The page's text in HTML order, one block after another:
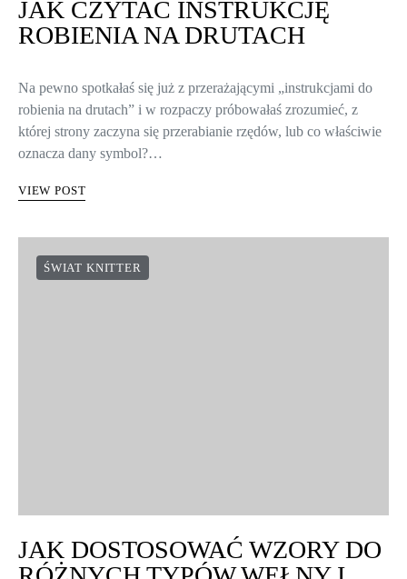
JAK CZYTAĆ INSTRUKCJĘ
ROBIENIA NA DRUTACH
Na pewno spotkałaś się już z przerażającymi „instrukcjami do
robienia na drutach” i w rozpaczy próbowałaś zrozumieć, z
której strony zaczyna się przerabianie rzędów, lub co właściwie
oznacza dany symbol?…
VIEW POST
ŚWIAT KNITTER
JAK DOSTOSOWAĆ WZORY DO